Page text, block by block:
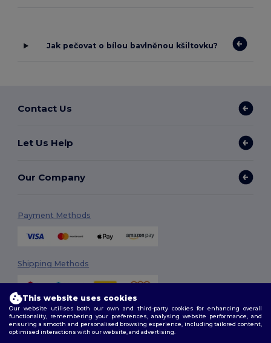
Jak pečovat o bílou bavlněnou kšiltovku?
Contact Us
Let Us Help
Our Company
Payment Methods
Shipping Methods
This website uses cookies
Our website utilises both our own and third-party cookies for enhancing overall
functionality, remembering your preferences, analysing website performance, and
ensuring a smooth and personalised browsing experience, including tailored content,
optimised interactions with our website, and advertising.